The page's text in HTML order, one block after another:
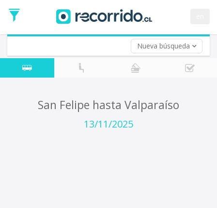
Nueva búsqueda
de
Ida
Vuelta (opcional)
Fecha
de
San Felipe hasta Valparaíso
13/11/2025